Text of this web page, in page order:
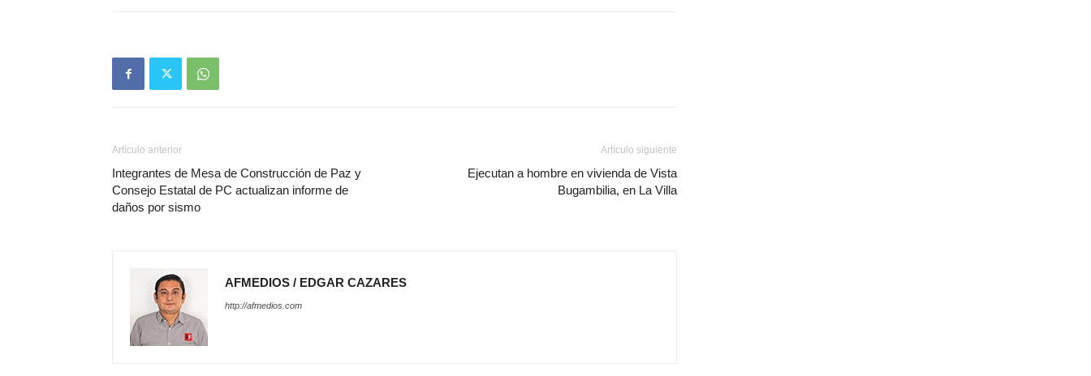
Artículo anterior
Integrantes de Mesa de Construcción de Paz y
Consejo Estatal de PC actualizan informe de
daños por sismo
Artículo siguiente
Ejecutan a hombre en vivienda de Vista
Bugambilia, en La Villa
AFMEDIOS / EDGAR CAZARES
http://afmedios.com